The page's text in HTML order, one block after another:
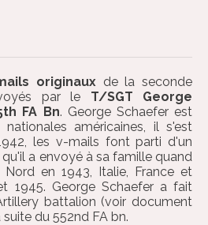
originauxde la seconde
par le T/SGT George
FA Bn. George Schaefer est
américaines, il s'est
les v-mails font parti d'un
a envoyé à sa famille quand
en 1943, Italie, France et
1945. George Schaefer a fait
battalion (voir document
du 552nd FA bn.